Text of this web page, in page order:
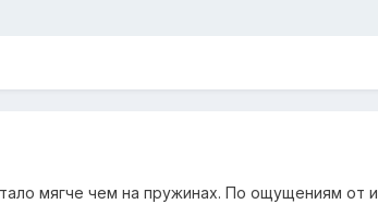
мягче чем на пружинах. По ощущениям от